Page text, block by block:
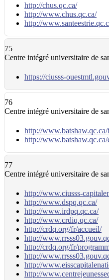
http://chus.qc.ca/
http://www.chus.qc.ca/
http://
75
Centre intégré universitaire de
https://ciusss-
76
Centre intégré universitaire de
http://
http://www.batshaw.qc.ca/
77
Centre intégré universitaire de
http://www.ciusss-
http://www.dspq.qc.ca/
http://www.irdpq.qc.ca/
http://www.crdiq.qc.ca/
http://crdq.org/fr/accueil/
http://
http://crdq.org/fr/
http://
http://
http://